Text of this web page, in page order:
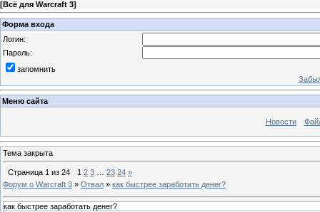
[Всё для Warcraft 3]
Форма входа
Логин:
Пароль:
запомнить
Меню сайта
Новости
Тема закрыта
Страница 1 из 24 1 2 3 23 24 »
Форум о Warcraft 3 » Отвал » как быстрее заработать денег?
как быстрее заработать денег?